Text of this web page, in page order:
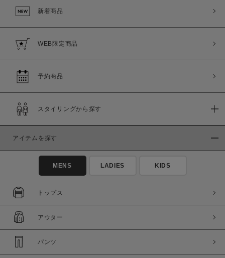
新着商品
WEB限定商品
予約商品
スタイリングから探す
アイテムを探す
MENS LADIES KIDS
トップス
アウター
パンツ